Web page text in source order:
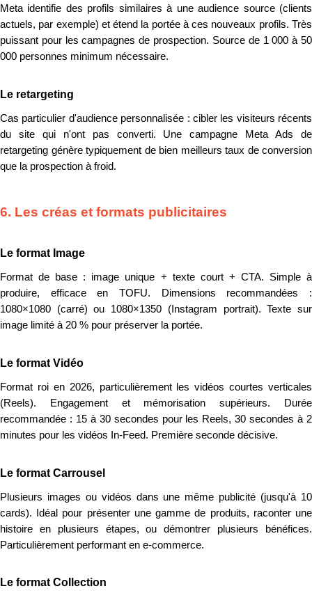
Meta identifie des profils similaires à une audience source (clients
actuels, par exemple) et étend la portée à ces nouveaux profils. Très
puissant pour les campagnes de prospection. Source de 1 000 à 50
000 personnes minimum nécessaire.
Le retargeting
Cas particulier d'audience personnalisée : cibler les visiteurs récents
du site qui n'ont pas converti. Une campagne Meta Ads de
retargeting génère typiquement de bien meilleurs taux de conversion
que la prospection à froid.
6. Les créas et formats publicitaires
Le format Image
Format de base : image unique + texte court + CTA. Simple à
produire, efficace en TOFU. Dimensions recommandées :
1080×1080 (carré) ou 1080×1350 (Instagram portrait). Texte sur
image limité à 20 % pour préserver la portée.
Le format Vidéo
Format roi en 2026, particulièrement les vidéos courtes verticales
(Reels). Engagement et mémorisation supérieurs. Durée
recommandée : 15 à 30 secondes pour les Reels, 30 secondes à 2
minutes pour les vidéos In-Feed. Première seconde décisive.
Le format Carrousel
Plusieurs images ou vidéos dans une même publicité (jusqu'à 10
cards). Idéal pour présenter une gamme de produits, raconter une
histoire en plusieurs étapes, ou démontrer plusieurs bénéfices.
Particulièrement performant en e-commerce.
Le format Collection